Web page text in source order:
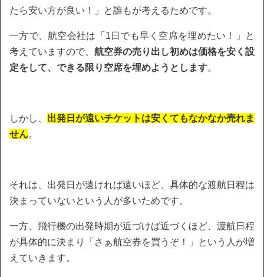
たら安い方が良い！」と誰もが考えるためです。
一方で、航空会社は「1日でも早く空席を埋めたい！」と
考えていますので、 航空券の売り出し初めは価格を安く設
定をして、できる限り空席を埋めようとします。
しかし、 出発日が遠いチケットは安くてもなかなか売れま
せん。
それは、出発日が遠ければ遠いほど、具体的な渡航日程は
決まっていないという人が多いためです。
一方、飛行機の出発時期が近づけば近づくほど、渡航日程
が具体的に決まり「さぁ航空券を買うぞ！」という人が増
えていきます。